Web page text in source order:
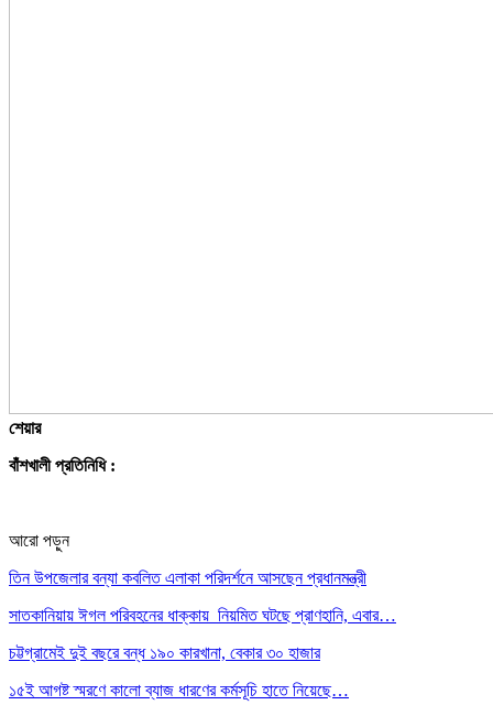
শেয়ার
বাঁশখালী প্রতিনিধি :
আরো পড়ুন
তিন উপজেলার বন্যা কবলিত এলাকা পরিদর্শনে আসছেন প্রধানমন্ত্রী
সাতকানিয়ায় ঈগল পরিবহনের ধাক্কায় নিয়মিত ঘটছে প্রাণহানি, এবার…
চট্টগ্রামেই দুই বছরে বন্ধ ১৯০ কারখানা, বেকার ৩০ হাজার
১৫ই আগষ্ট স্মরণে কালো ব্যাজ ধারণের কর্মসূচি হাতে নিয়েছে…